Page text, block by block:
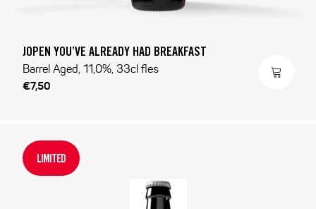
JOPEN YOU’VE ALREADY HAD BREAKFAST
Barrel Aged, 11,0%, 33cl fles
€7,50
LIMITED